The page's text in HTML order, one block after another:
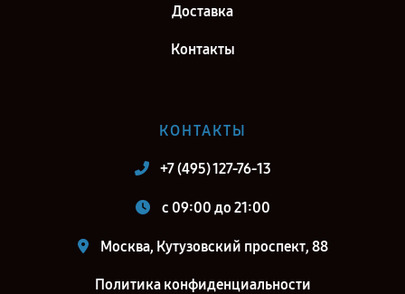
Доставка
Контакты
КОНТАКТЫ
+7 (495) 127-76-13
c 09:00 до 21:00
Москва, Кутузовский проспект, 88
Политика конфиденциальности